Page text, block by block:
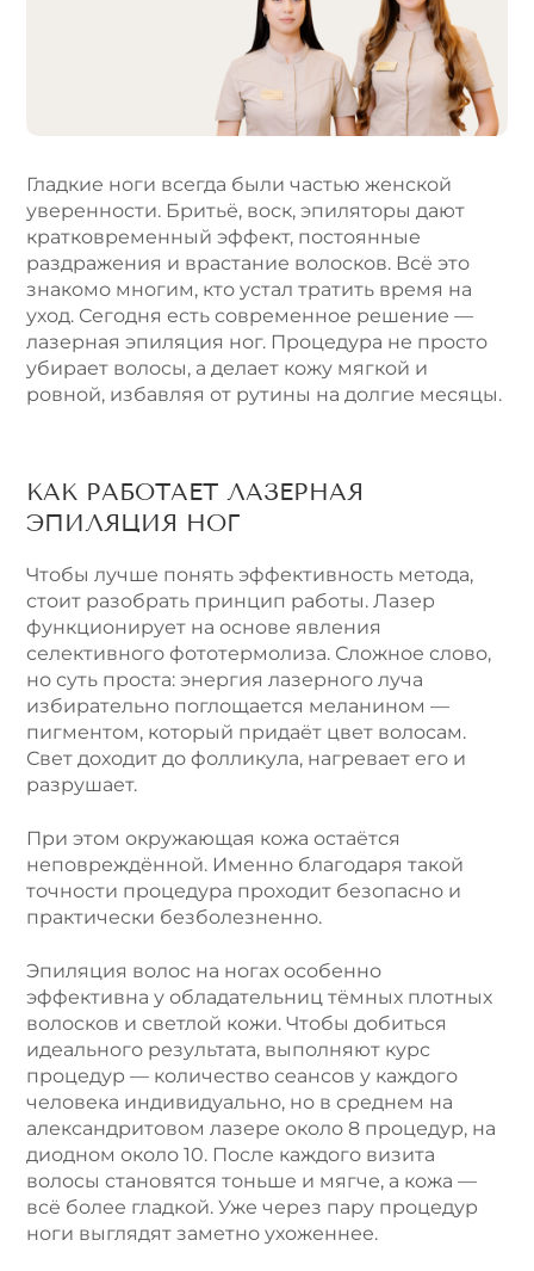
:
Гладкие ноги всегда были частью женской
уверенности. Бритьё, воск, эпиляторы дают
кратковременный эффект, постоянные
раздражения и врастание волосков. Всё это
знакомо многим, кто устал тратить время на
уход. Сегодня есть современное решение —
лазерная эпиляция ног. Процедура не просто
убирает волосы, а делает кожу мягкой и
ровной, избавляя от рутины на долгие месяцы.
КАК РАБОТАЕТ ЛАЗЕРНАЯ
ЭПИЛЯЦИЯ НОГ
Чтобы лучше понять эффективность метода,
стоит разобрать принцип работы. Лазер
функционирует на основе явления
селективного фототермолиза. Сложное слово,
но суть проста: энергия лазерного луча
избирательно поглощается меланином ―
пигментом, который придаёт цвет волосам.
Свет доходит до фолликула, нагревает его и
разрушает.
При этом окружающая кожа остаётся
неповреждённой. Именно благодаря такой
точности процедура проходит безопасно и
практически безболезненно.
Эпиляция волос на ногах особенно
эффективна у обладательниц тёмных плотных
волосков и светлой кожи. Чтобы добиться
идеального результата, выполняют курс
процедур — количество сеансов у каждого
человека индивидуально, но в среднем на
александритовом лазере около 8 процедур, на
диодном около 10. После каждого визита
волосы становятся тоньше и мягче, а кожа —
всё более гладкой. Уже через пару процедур
ноги выглядят заметно ухоженнее.